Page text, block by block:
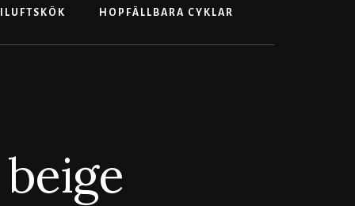
HOPFÄLLBARA CYKLAR